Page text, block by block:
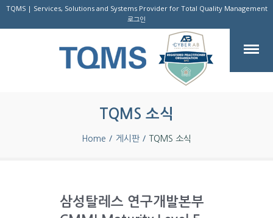
TQMS | Services, Solutions and Systems Provider for Total Quality Management
로그인
TQMS 소식
Home 게시판 TQMS 소식
삼성탈레스 연구개발본부